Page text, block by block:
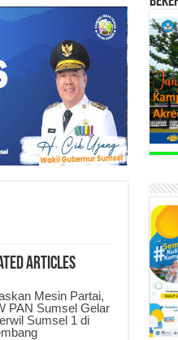
Articles
Mesin Partai,
PAN Sumsel Gelar
Sumsel 1 di